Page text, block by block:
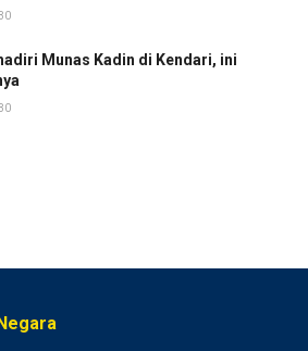
Munas Kadin di Kendari, ini